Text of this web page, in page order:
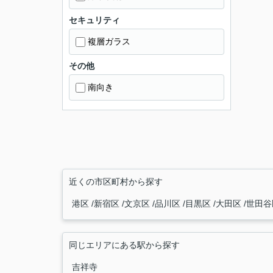
セキュリティ
複層ガラス
その他
南向き
近くの市区町村から探す
港区 新宿区 文京区 品川区 目黒区 大田区 世田
同じエリアにある駅から探す
吉祥寺